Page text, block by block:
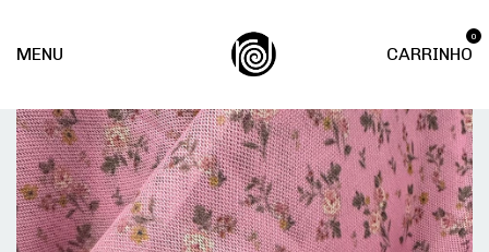
MENU CARRINHO
0